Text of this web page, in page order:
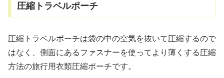
圧縮トラベルポーチ
圧縮トラベルポーチは袋の中の空気を抜いて圧縮するので
はなく、側面にあるファスナーを使ってより薄くする圧縮
方法の旅行用衣類圧縮ポーチです。